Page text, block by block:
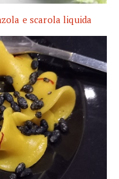
e scarola liquida